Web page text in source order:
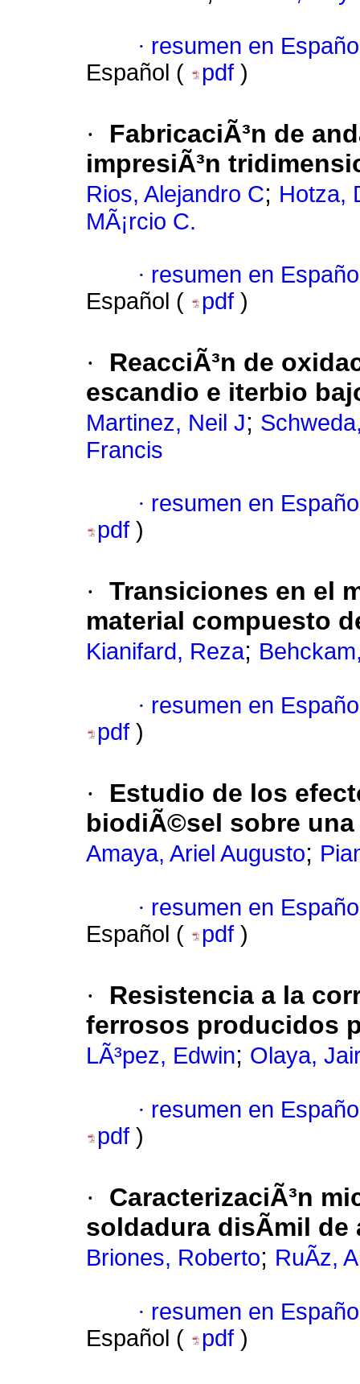
· resumen en
Español (
pdf )
·
FabricaciÃ³n de
impresiÃ³n
Rios, Alejandro C; Hotza,
MÃ¡rcio C.
· resumen en
Español (
pdf )
·
ReacciÃ³n de
escandio e iterbio
Martinez, Neil J;
Francis
· resumen en
pdf )
· Transiciones en el
material compuesto
Kianifard, Reza;
· resumen en
pdf )
·
Estudio de los
biodiÃ©sel sobre
Amaya, Ariel Augusto;
· resumen en
Español (
pdf )
·
Resistencia a la
ferrosos producidos
LÃ³pez, Edwin; Olaya,
· resumen en
pdf )
·
CaracterizaciÃ³n
soldadura disÃ­mil de
Briones, Roberto; RuÃ­z,
· resumen en
Español (
pdf )